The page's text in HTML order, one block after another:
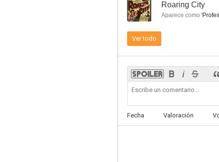
2.0
--
-- Roaring City
Aparece como
Ver todo
Fecha Valoración